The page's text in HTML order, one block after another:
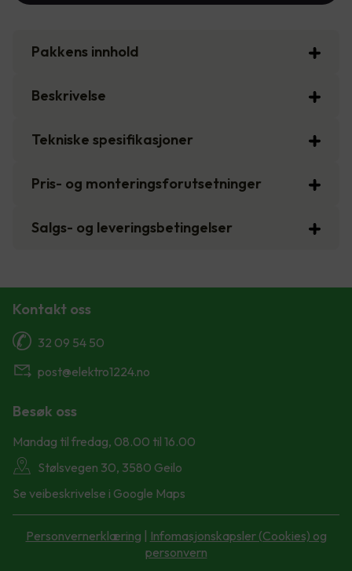
Pakkens innhold
Beskrivelse
Tekniske spesifikasjoner
Pris- og monteringsforutsetninger
Salgs- og leveringsbetingelser
Kontakt oss
32 09 54 50
post@elektro1224.no
Besøk oss
Mandag til fredag, 08.00 til 16.00
Stølsvegen 30, 3580 Geilo
Se veibeskrivelse i Google Maps
Personvernerklæring
Infomasjonskapsler (Cookies) og
personvern